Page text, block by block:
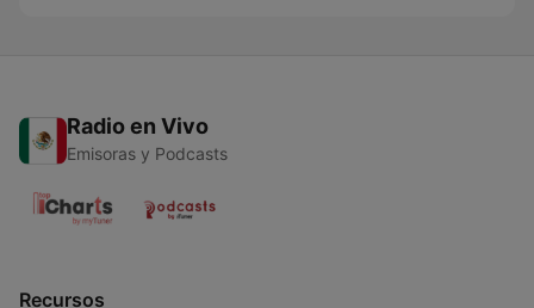
Radio en Vivo
Emisoras y Podcasts
Recursos